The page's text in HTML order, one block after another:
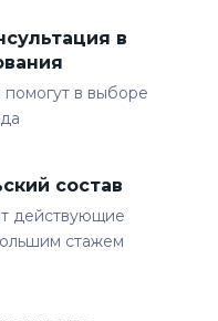
в
в выборе
состав
действующие
стажем